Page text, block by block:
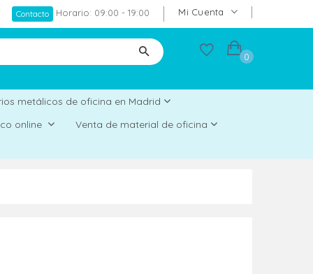
Mi Cuenta
Contacto Horario: 09:00 - 19:00
0
metálicos de oficina en Madrid
online
Venta de material de oficina